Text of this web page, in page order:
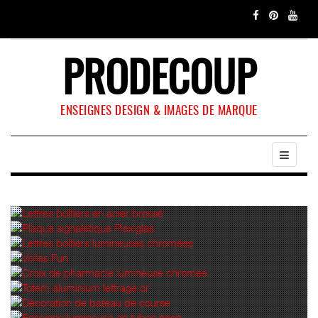
PRODECOUP
ENSEIGNES DESIGN & IMAGES DE MARQUE